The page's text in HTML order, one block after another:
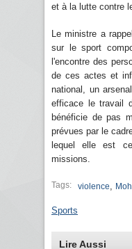
et à la lutte contre
Le ministre a
sur le sport
l'encontre des
de ces actes et
national, un
efficace le travail
bénéficie de pas
prévues par le
lequel elle est
missions.
Tags: violence
Sports
Lire Aussi